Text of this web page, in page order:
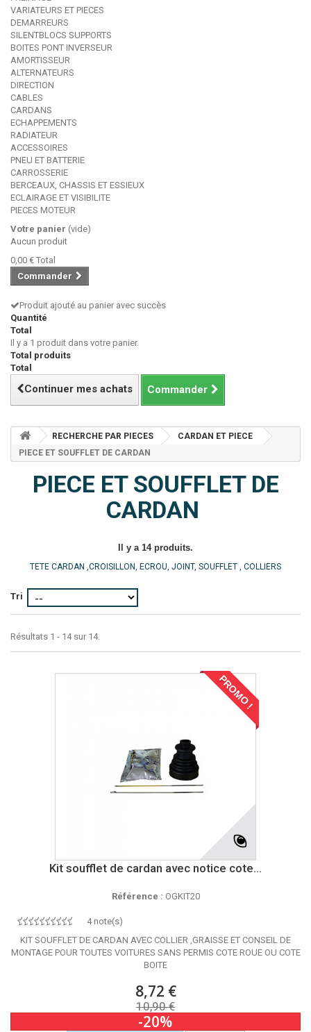
VARIATEURS ET PIECES
DEMARREURS
SILENTBLOCS SUPPORTS
BOITES PONT INVERSEUR
AMORTISSEUR
ALTERNATEURS
DIRECTION
CABLES
CARDANS
ECHAPPEMENTS
RADIATEUR
ACCESSOIRES
PNEU ET BATTERIE
CARROSSERIE
BERCEAUX, CHASSIS ET ESSIEUX
ECLAIRAGE ET VISIBILITE
PIECES MOTEUR
Votre panier (vide)
Aucun produit
0,00 € Total
Commander
Produit ajouté au panier avec succès
Quantité
Total
Il y a 1 produit dans votre panier.
Total produits
Total
Continuer mes achats Commander
RECHERCHE PAR PIECES
CARDAN ET PIECE
PIECE ET SOUFFLET DE CARDAN
PIECE ET SOUFFLET DE
CARDAN
Il y a 14 produits.
TETE CARDAN ,CROISILLON, ECROU, JOINT, SOUFFLET , COLLIERS
Tri
Résultats 1 - 14 sur 14.
PROMO !
Kit soufflet de cardan avec notice cote...
Référence : OGKIT20
4 note(s)
KIT SOUFFLET DE CARDAN AVEC COLLIER ,GRAISSE ET CONSEIL DE
MONTAGE POUR TOUTES VOITURES SANS PERMIS COTE ROUE OU COTE
BOITE
8,72 €
10,90 €
-20%